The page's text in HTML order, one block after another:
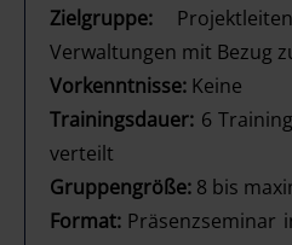
Zielgruppe:
Verwaltungen mit Bezug
Vorkenntnisse: Keine
Trainingsdauer: 6
verteilt
Gruppengröße: 8 bis
Format: Präsenzseminar